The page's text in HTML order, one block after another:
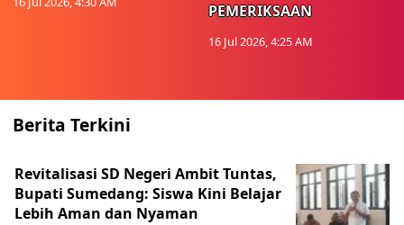
PEMERIKSAAN
16 Jul 2026, 4:25 AM
Berita Terkini
Revitalisasi SD Negeri Ambit Tuntas,
Bupati Sumedang: Siswa Kini Belajar
Lebih Aman dan Nyaman